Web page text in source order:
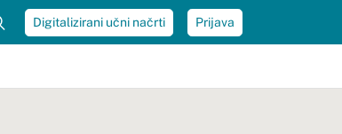
Digitalizirani učni načrti Prijava